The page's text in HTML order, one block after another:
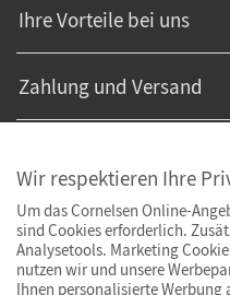
Ihre Vorteile bei uns
Zahlung und Versand
Wir respektieren Ihre
Um das Cornelsen Online-
sind Cookies erforderlich.
Analysetools. Marketing
nutzen wir und unsere
Ihnen personalisierte Werbung